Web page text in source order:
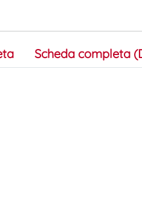
Scheda completa